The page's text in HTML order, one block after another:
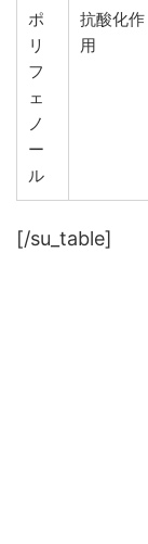
ポ
リ
フ
ェ
ノ
ー
ル
抗酸化作
用
[/su_table]